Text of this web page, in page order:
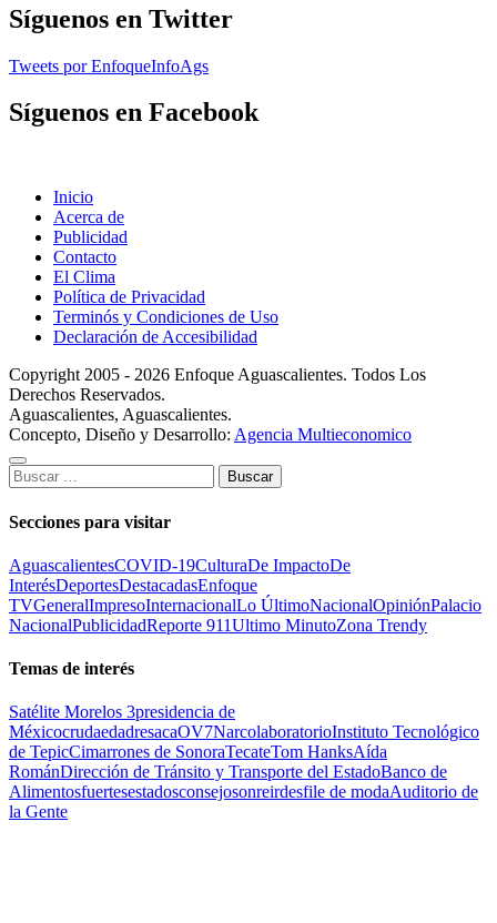
Síguenos en Twitter
Tweets por EnfoqueInfoAgs
Síguenos en Facebook
Inicio
Acerca de
Publicidad
Contacto
El Clima
Política de Privacidad
Terminós y Condiciones de Uso
Declaración de Accesibilidad
Copyright 2005 - 2026 Enfoque Aguascalientes. Todos Los
Derechos Reservados.
Aguascalientes, Aguascalientes.
Concepto, Diseño y Desarrollo: Agencia Multieconomico
Buscar:
Secciones para visitar
AguascalientesCOVID-19CulturaDe ImpactoDe
InterésDeportesDestacadasEnfoque
TVGeneralImpresoInternacionalLo ÚltimoNacionalOpiniónPalacio
NacionalPublicidadReporte 911Ultimo MinutoZona Trendy
Temas de interés
Satélite Morelos 3presidencia de
MéxicocrudaedadresacaOV7NarcolaboratorioInstituto Tecnológico
de TepicCimarrones de SonoraTecateTom HanksAída
RománDirección de Tránsito y Transporte del EstadoBanco de
Alimentosfuertesestadosconsejosonreirdesfile de modaAuditorio de
la Gente